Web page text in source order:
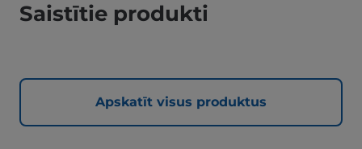
Saistītie produkti
Apskatīt visus produktus